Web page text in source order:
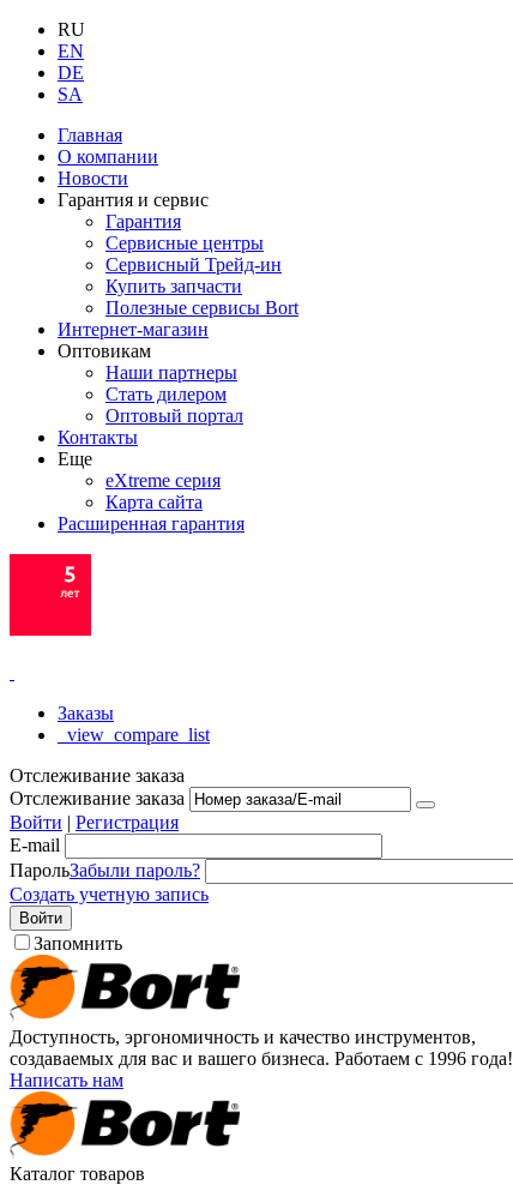
RU
EN
DE
SA
Главная
О компании
Новости
Гарантия и сервис
Гарантия
Сервисные центры
Сервисный Трейд-ин
Купить запчасти
Полезные сервисы Bort
Интернет-магазин
Оптовикам
Наши партнеры
Стать дилером
Оптовый портал
Контакты
Еще
eXtreme серия
Карта сайта
Расширенная гарантия
Заказы
_view_compare_list
Отслеживание заказа
Отслеживание заказа
Войти | Регистрация
E-mail
ПарольЗабыли пароль?
Создать учетную запись
Войти
Запомнить
Доступность, эргономичность и качество инструментов,
создаваемых для вас и вашего бизнеса. Работаем с 1996 года!
Написать нам
Каталог товаров